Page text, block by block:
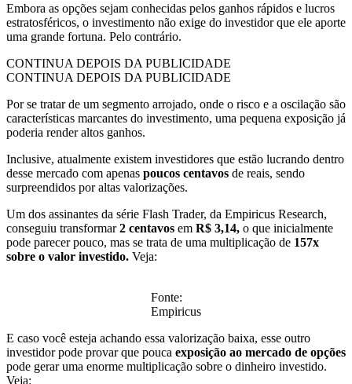
Embora as opções sejam conhecidas pelos ganhos rápidos e lucros
estratosféricos, o investimento não exige do investidor que ele aporte
uma grande fortuna. Pelo contrário.
CONTINUA DEPOIS DA PUBLICIDADE
CONTINUA DEPOIS DA PUBLICIDADE
Por se tratar de um segmento arrojado, onde o risco e a oscilação são
características marcantes do investimento, uma pequena exposição já
poderia render altos ganhos.
Inclusive, atualmente existem investidores que estão lucrando dentro
desse mercado com apenas poucos centavos de reais, sendo
surpreendidos por altas valorizações.
Um dos assinantes da série Flash Trader, da Empiricus Research,
conseguiu transformar2 centavos em R$ 3,14, o que inicialmente
pode parecer pouco, mas se trata de uma multiplicação de 157x
sobre o valor investido. Veja:
Fonte:
Empiricus
E caso você esteja achando essa valorização baixa, esse outro
investidor pode provar que pouca exposição ao mercado de opções
pode gerar uma enorme multiplicação sobre o dinheiro investido.
Veja: